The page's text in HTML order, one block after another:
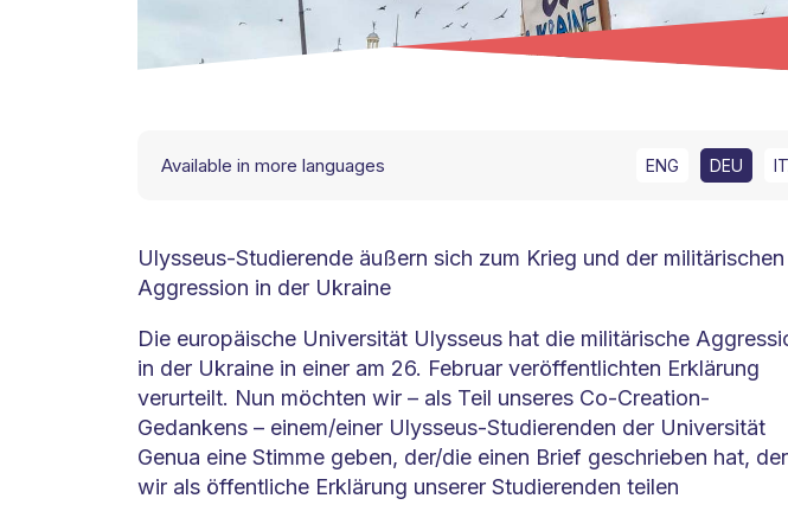
Available in more languages ENG DEU
Ulysseus-Studierende äußern sich zum Krieg und der militärischen
Aggression in der Ukraine
Die europäische Universität Ulysseus hat die militärische
in der Ukraine in einer am 26. Februar veröffentlichten Erklärung
verurteilt. Nun möchten wir – als Teil unseres Co-Creation-
Gedankens – einem/einer Ulysseus-Studierenden der Universität
Genua eine Stimme geben, der/die einen Brief geschrieben hat,
wir als öffentliche Erklärung unserer Studierenden teilen